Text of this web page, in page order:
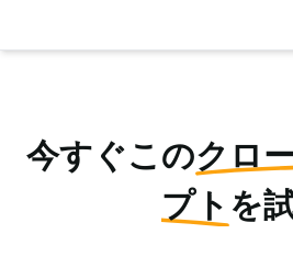
今すぐこのクロ
プト を